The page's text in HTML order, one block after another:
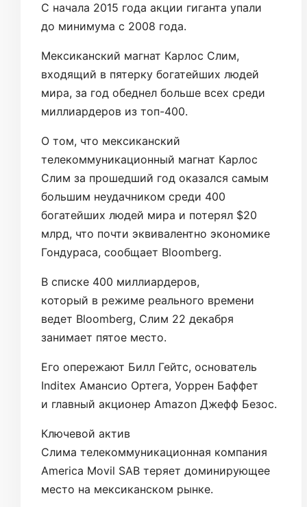
С начала 2015 года акции гиганта упали
до минимума с 2008 года.
Мексиканский магнат Карлос Слим,
входящий в пятерку богатейших людей
мира, за год обеднел больше всех среди
миллиардеров из топ-400.
О том, что мексиканский
телекоммуникационный магнат Карлос
Слим за прошедший год оказался самым
большим неудачником среди 400
богатейших людей мира и потерял $20
млрд, что почти эквивалентно экономике
Гондураса, сообщает Bloomberg.
В списке 400 миллиардеров,
который в режиме реального времени
ведет Bloomberg, Слим 22 декабря
занимает пятое место.
Его опережают Билл Гейтс, основатель
Inditex Амансио Ортега, Уоррен Баффет
и главный акционер Amazon Джефф Безос.
Ключевой актив
Слима телекоммуникационная компания
America Movil SAB теряет доминирующее
место на мексиканском рынке.